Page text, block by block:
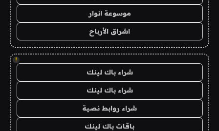
موسوعة انوار
اشراق الأرباح
!
شراء باك لينك
شراء باك لينك
شراء روابط نصية
باقات باك لينك